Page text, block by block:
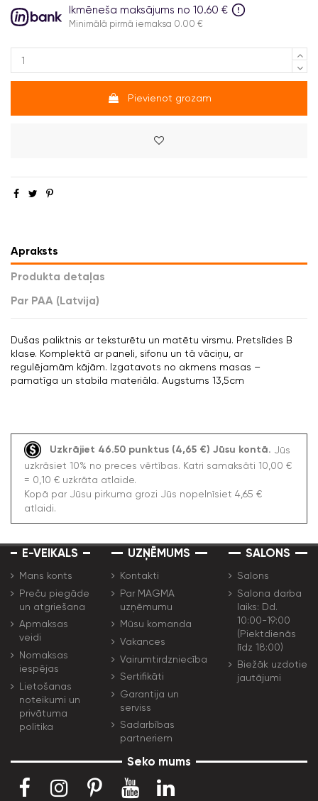
Ikmēneša maksājums no 10.60 €
Minimālā pirmā iemaksa 0.00 €
Pievienot grozam
Apraksts
Produkta detaļas
Par PAA (Latvija)
Dušas paliktnis ar teksturētu un matētu virsmu. Pretslīdes B
klase. Komplektā ar paneli, sifonu un tā vāciņu, ar
regulējamām kājām. Izgatavots no akmens masas –
pamatīga un stabila materiāla. Augstums 13,5cm
Uzkrājiet 46.50 punktus (4,65 €) Jūsu kontā. Jūs
uzkrāsiet 10% no preces vērtības. Katri samaksāti 10,00 €
= 0,10 € uzkrāta atlaide.
Kopā par Jūsu pirkuma grozi Jūs nopelnīsiet 4,65 €
atlaidi.
E-VEIKALS
Mans konts
Preču piegāde
un atgriešana
Apmaksas
veidi
Nomaksas
iespējas
Lietošanas
noteikumi un
privātuma
politika
UZŅĒMUMS
Kontakti
Par MAGMA
uzņēmumu
Mūsu komanda
Vakances
Vairumtirdzniecība
Sertifikāti
Garantija un
serviss
Sadarbības
partneriem
SALONS
Salons
Salona darba
laiks: Dd.
10:00-19:00
(Piektdienās
līdz 18:00)
Biežāk uzdotie
jautājumi
Seko mums